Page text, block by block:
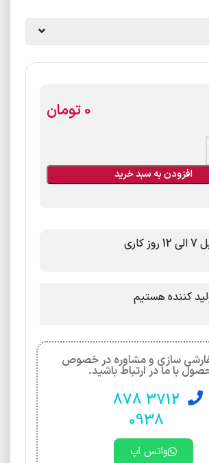
تومان
افزودن به سبد خرید
کاری
کننده هستیم
سازی و مشاوره در خصوص
با ما در ارتباط باشید.
3712 878
0938
واتس اپ